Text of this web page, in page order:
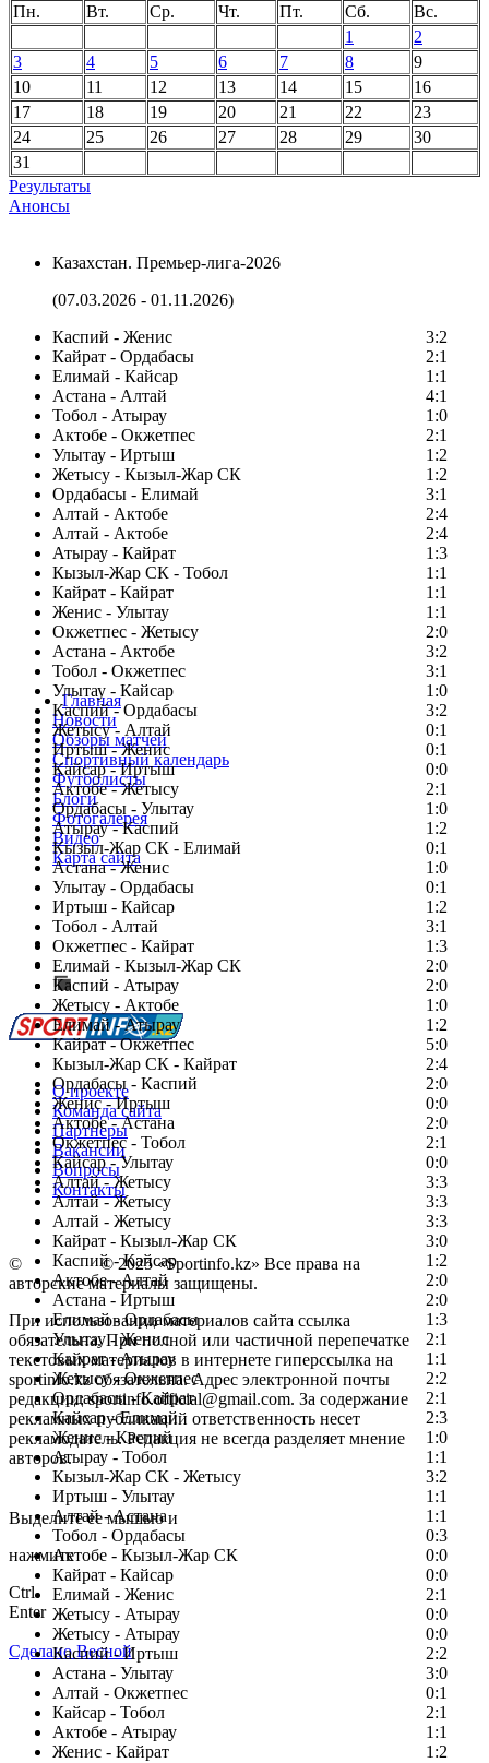
Пн. Вт. Ср. Чт. Пт. Сб.
Вс.
1
2
3
4 5 6 7 8
9
10
11 12 13 14 15
16
17
18 19 20 21 22
23
24
25 26 27 28 29
30
31
Результаты
Анонсы
Казахстан. Премьер-лига-2026
(07.03.2026 - 01.11.2026)
Каспий - Женис
3:2
Кайрат - Ордабасы
2:1
Елимай - Кайсар
1:1
Астана - Алтай
4:1
Тобол - Атырау
1:0
Актобе - Окжетпес
2:1
Улытау - Иртыш
1:2
Жетысу - Кызыл-Жар СК
1:2
Ордабасы - Елимай
3:1
Алтай - Актобе
2:4
Алтай - Актобе
2:4
Атырау - Кайрат
1:3
Кызыл-Жар СК - Тобол
1:1
Кайрат - Кайрат
1:1
Женис - Улытау
1:1
Окжетпес - Жетысу
2:0
Астана - Актобе
3:2
Тобол - Окжетпес
3:1
Улытау - Кайсар
1:0
Каспий - Ордабасы
3:2
Жетысу - Алтай
0:1
Иртыш - Женис
0:1
Кайсар - Иртыш
0:0
Актобе - Жетысу
2:1
Ордабасы - Улытау
1:0
Атырау - Каспий
1:2
Кызыл-Жар СК - Елимай
0:1
Астана - Женис
1:0
Улытау - Ордабасы
0:1
Иртыш - Кайсар
1:2
Тобол - Алтай
3:1
Окжетпес - Кайрат
1:3
Елимай - Кызыл-Жар СК
2:0
Каспий - Атырау
2:0
Жетысу - Актобе
1:0
Елимай - Атырау
1:2
Кайрат - Окжетпес
5:0
Кызыл-Жар СК - Кайрат
2:4
Ордабасы - Каспий
2:0
Женис - Иртыш
0:0
Актобе - Астана
2:0
Окжетпес - Тобол
2:1
Кайсар - Улытау
0:0
Алтай - Жетысу
3:3
Алтай - Жетысу
3:3
Алтай - Жетысу
3:3
Кайрат - Кызыл-Жар СК
3:0
Каспий - Кайсар
1:2
Актобе - Алтай
2:0
Астана - Иртыш
2:0
Елимай - Ордабасы
1:3
Улытау - Женис
2:1
Кайрат - Атырау
1:1
Жетысу - Окжетпес
2:2
Ордабасы - Кайрат
2:1
Кайсар - Елимай
2:3
Женис - Каспий
1:0
Атырау - Тобол
1:1
Кызыл-Жар СК - Жетысу
3:2
Иртыш - Улытау
1:1
Алтай - Астана
1:1
Тобол - Ордабасы
0:3
Актобе - Кызыл-Жар СК
0:0
Кайрат - Кайсар
0:0
Елимай - Женис
2:1
Жетысу - Атырау
0:0
Жетысу - Атырау
0:0
Каспий - Иртыш
2:2
Астана - Улытау
3:0
Алтай - Окжетпес
0:1
Кайсар - Тобол
2:1
Актобе - Атырау
1:1
Женис - Кайрат
1:2
Главная
Новости
Обзоры матчей
Спортивный календарь
Футболисты
Блоги
Фотогалерея
Видео
Карта сайта
Есть идея?
Сообщить о мероприятии
Перейти на старый сайт
О проекте
Команда сайта
Партнеры
Вакансии
Вопросы
Контакты
© Copyright© 2025 «Sportinfo.kz» Все права на
авторские материалы защищены.
При использовании материалов сайта ссылка
обязательна. При полной или частичной перепечатке
текстовых материалов в интернете гиперссылка на
sportinfo.kz обязательна. Адрес электронной почты
редакции: sportinfo.official@gmail.com. За содержание
рекламных публикаций ответственность несет
рекламодатель. Редакция не всегда разделяет мнение
авторов.
Заметили ошибку в тексте?
Выделите ее мышью и
нажмите
Ctrl
Enter
Сделано Весной